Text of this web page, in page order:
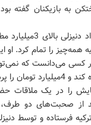
در گمانه‌زنی رقم
همه‌چیز را تمام کرد. او
می‌دانست که
پرداخت کند.
را در یک ملاقات
از صحبت‌های دو
فرستاده و توسط